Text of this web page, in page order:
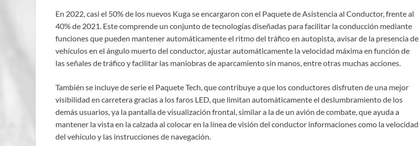
En 2022, casi el 50% de los nuevos Kuga se encargaron con el Paquete de Asistencia al Conductor, frente al
40% de 2021. Este comprende un conjunto de tecnologías diseñadas para facilitar la conducción mediante
funciones que pueden mantener automáticamente el ritmo del tráfico en autopista, avisar de la presencia de
vehículos en el ángulo muerto del conductor, ajustar automáticamente la velocidad máxima en función de
las señales de tráfico y facilitar las maniobras de aparcamiento sin manos, entre otras muchas acciones.
También se incluye de serie el Paquete Tech, que contribuye a que los conductores disfruten de una mejor
visibilidad en carretera gracias a los faros LED, que limitan automáticamente el deslumbramiento de los
demás usuarios, ya la pantalla de visualización frontal, similar a la de un avión de combate, que ayuda a
mantener la vista en la calzada al colocar en la línea de visión del conductor informaciones como la velocidad
del vehículo y las instrucciones de navegación.